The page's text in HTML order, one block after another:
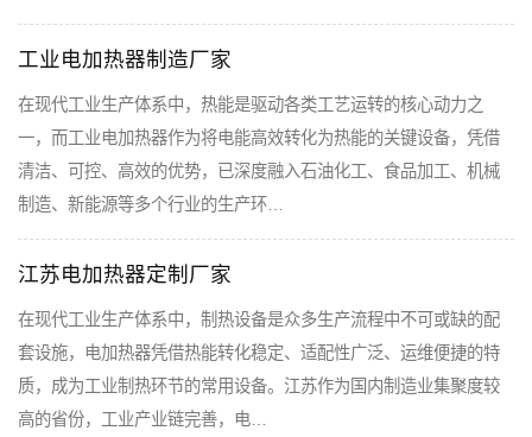
工业电加热器制造厂家
在现代工业生产体系中，热能是驱动各类工艺运转的核心动力之
一，而工业电加热器作为将电能高效转化为热能的关键设备，凭借
清洁、可控、高效的优势，已深度融入石油化工、食品加工、机械
制造、新能源等多个行业的生产环…
江苏电加热器定制厂家
在现代工业生产体系中，制热设备是众多生产流程中不可或缺的配
套设施，电加热器凭借热能转化稳定、适配性广泛、运维便捷的特
质，成为工业制热环节的常用设备。江苏作为国内制造业集聚度较
高的省份，工业产业链完善，电…